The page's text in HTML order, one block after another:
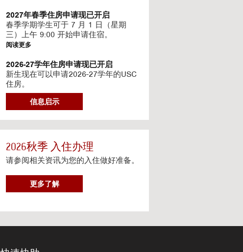
2027年春季住房申请现已开启
春季学期学生可于 7 月 1 日（星期
三）上午 9:00 开始申请住宿。
阅读更多
2026-27学年住房申请现已开启
新生现在可以申请2026-27学年的USC
住房。
阅读更多
阅读更多
Gateway房源-住房续约程序UHR
Gateway apartments 将在(UHR)住房续
约程序中可用。
阅读更多
流媒体服务
信息启示
2026秋季 入住办理
请参阅相关资讯为您的入住做好准备。
更多了解2
0
6